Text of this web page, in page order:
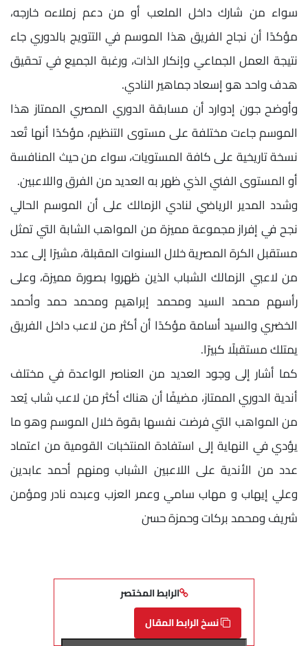
سواء من شارك داخل الملعب أو من دعم زملاءه خارجه،
مؤكدًا أن نجاح الفريق هذا الموسم في التتويج بالدوري جاء
نتيجة العمل الجماعي وإنكار الذات، ورغبة الجميع في تحقيق
هدف واحد هو إسعاد جماهير النادي.
وأوضح جون إدوارد أن مسابقة الدوري المصري الممتاز هذا
الموسم جاءت مختلفة على مستوى التنظيم، مؤكدًا أنها تُعد
نسخة تاريخية على كافة المستويات، سواء من حيث المنافسة
أو المستوى الفني الذي ظهر به العديد من الفرق واللاعبين.
وشدد المدير الرياضي لنادي الزمالك على أن الموسم الحالي
نجح في إفراز مجموعة مميزة من المواهب الشابة التي تمثل
مستقبل الكرة المصرية خلال السنوات المقبلة، مشيرًا إلى عدد
من لاعبي الزمالك الشباب الذين ظهروا بصورة مميزة، وعلى
رأسهم محمد السيد ومحمد إبراهيم ومحمد حمد وأحمد
الخضري والسيد أسامة مؤكدًا أن أكثر من لاعب داخل الفريق
يمتلك مستقبلًا كبيرًا.
كما أشار إلى وجود العديد من العناصر الواعدة في مختلف
أندية الدوري الممتاز، مضيفًا أن هناك أكثر من لاعب شاب يُعد
من المواهب التي فرضت نفسها بقوة خلال الموسم وهو ما
يؤدي في النهاية إلى استفادة المنتخبات القومية من اعتماد
عدد من الأندية على اللاعبين الشباب ومنهم أحمد عابدين
وعلي إيهاب و مهاب سامي وعمر العزب وعبده نادر ومؤمن
شريف ومحمد بركات وحمزة حسن
الرابط المختصر
نسخ الرابط المقال